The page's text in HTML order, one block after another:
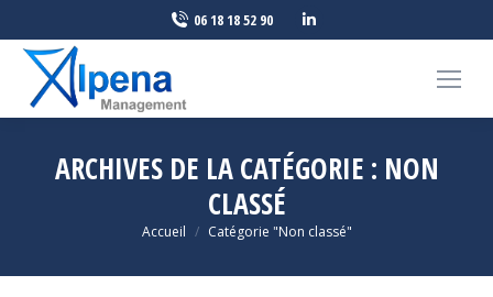
06 18 18 52 90
window
ARCHIVES DE LA CATÉGORIE : NON
CLASSÉ
Vous êtes ici :
Accueil Catégorie "Non classé"